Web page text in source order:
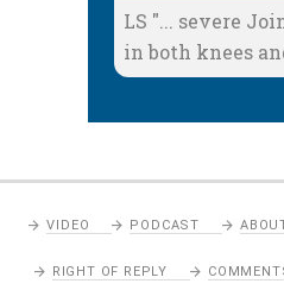
LS "... severe
in both knees
VIDEO PODCAST
RIGHT OF REPLY